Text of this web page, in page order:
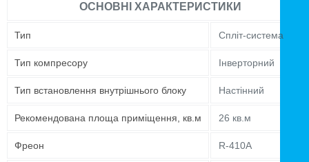
ОСНОВНІ ХАРАКТЕРИСТИКИ
Тип Спліт-система
Тип компресору Інверторний
Тип встановлення внутрішнього блоку Настінний
Рекомендована площа приміщення, кв.м 26 кв.м
Фреон R-410A